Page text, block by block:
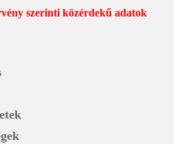
szerinti közérdekű adatok